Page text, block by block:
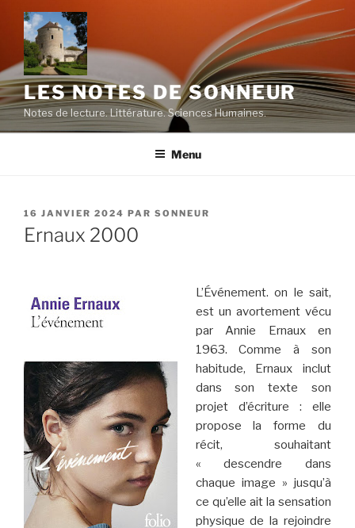
contenu
principal
LES NOTES DE SONNEUR
Notes de lecture. Littérature. Sciences Humaines.
Menu
PUBLIÉ
LE
16 JANVIER 2024 PAR SONNEUR
Ernaux 2000
L’Événement. on le sait,
est un avortement vécu
par Annie Ernaux en
1963. Comme à son
habitude, Ernaux inclut
dans son texte son
projet d’écriture : elle
propose la forme du
récit, souhaitant
« descendre dans
chaque image » jusqu’à
ce qu’elle ait la sensation
physique de la rejoindre